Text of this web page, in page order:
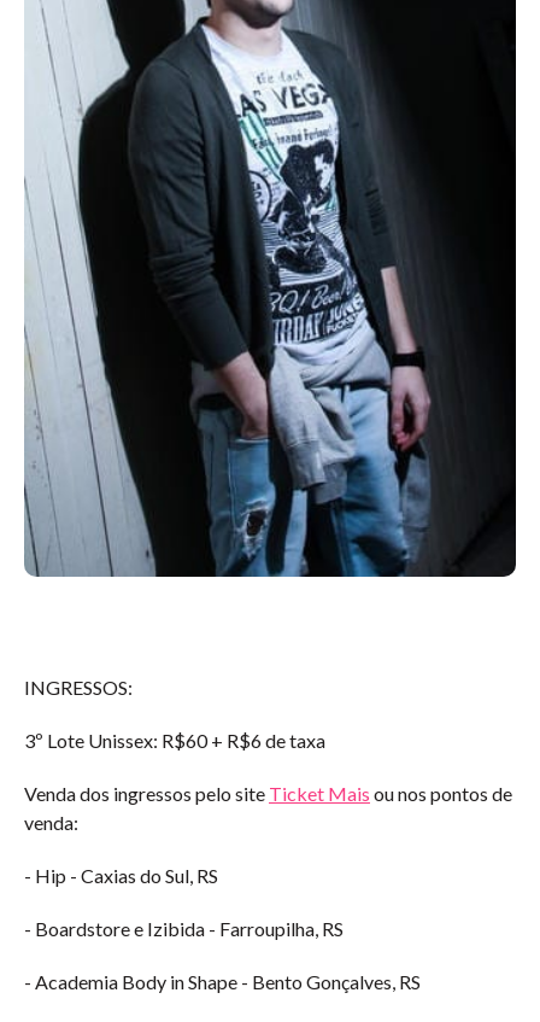
INGRESSOS:
3º Lote Unissex: R$60 + R$6 de taxa
Venda dos ingressos pelo site Ticket Mais ou nos pontos de
venda:
- Hip - Caxias do Sul, RS
- Boardstore e Izibida - Farroupilha, RS
- Academia Body in Shape - Bento Gonçalves, RS